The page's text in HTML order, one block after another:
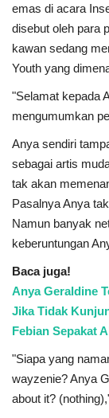
emas di acara
disebut oleh para
kawan sedang
Youth yang
"Selamat kepada
mengumumkan
Anya sendiri
sebagai artis
tak akan
Pasalnya Anya
Namun banyak
keberuntungan
Baca juga!
Anya Geraldine
Jika Tidak
Febian Sepakat
"Siapa yang
wayzenie? Anya
about it?